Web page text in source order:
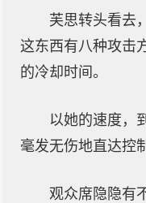
芙思转头看去
这东西有八种攻击
的冷却时间。
以她的速度，
毫发无伤地直达控
观众席隐隐有